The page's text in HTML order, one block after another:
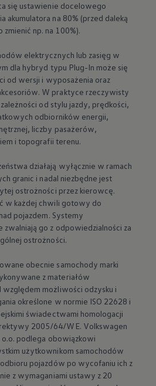
się ustawienie docelowego
akumulatora na 80% (przed daleką
np. na 100%).
elektrycznych lub zasięg w
dla hybryd typu Plug-In może się
od wersji i wyposażenia oraz
W praktyce rzeczywisty
od stylu jazdy, prędkości,
odbiorników energii,
liczby pasażerów,
i topografii terenu.
działają wyłącznie w ramach
granic i nadal niezbędne jest
ostrożności przez kierowcę.
w każdej chwili gotowy do
pojazdem. Systemy
zwalniają go z odpowiedzialności za
ostrożności.
obecnie samochody marki
z materiałów
względem możliwości odzysku i
określone w normie ISO 22628 i
świadectwami homologacji
2005/64/WE. Volkswagen
o.o. podlega obowiązkowi
użytkownikom samochodów
pojazdów po wycofaniu ich z
z wymaganiami ustawy z 20